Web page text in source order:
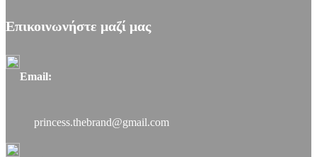
Επικοινωνήστε μαζί μας
Email:
princess.thebrand@gmail.com